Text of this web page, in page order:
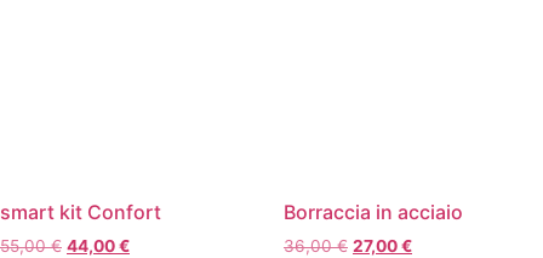
smart kit Confort
55,00€ 44,00€
Borraccia in acciaio
36,00€ 27,00€